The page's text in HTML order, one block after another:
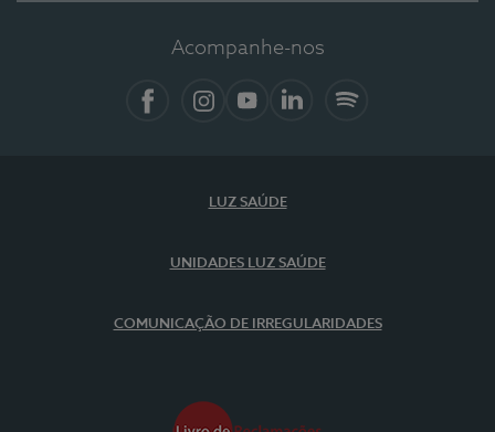
Acompanhe-nos
LUZ SAÚDE
UNIDADES LUZ SAÚDE
COMUNICAÇÃO DE IRREGULARIDADES